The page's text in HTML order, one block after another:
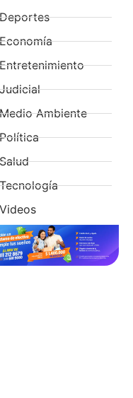
Deportes
Economía
Entretenimiento
Judicial
Medio Ambiente
Política
Salud
Tecnología
Videos